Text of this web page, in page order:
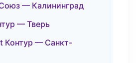
— Калининград
— Тверь
Контур — Санкт-